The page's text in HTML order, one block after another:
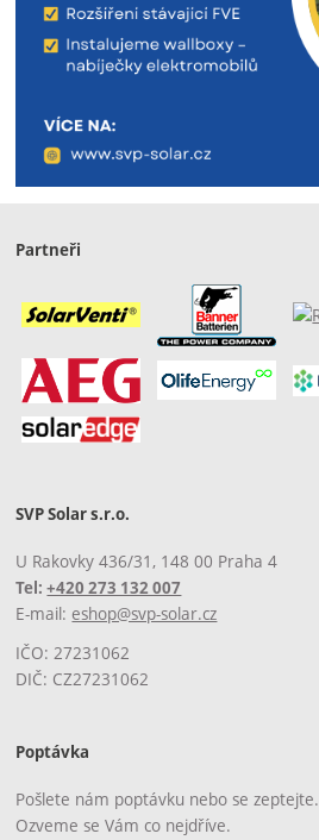
Partneři
SVP Solar s.r.o.
U Rakovky 436/31, 148 00 Praha 4
Tel:+420 273 132 007
E-mail: eshop@svp-solar.cz
IČO: 27231062
DIČ: CZ27231062
Poptávka
Pošlete nám poptávku nebo se zeptejte.
Ozveme se Vám co nejdříve.